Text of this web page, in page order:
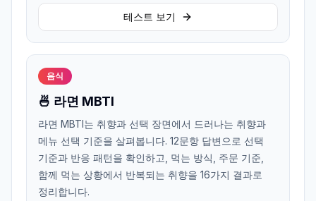
테스트 보기
음식
🍜 라면 MBTI
라면 MBTI는 취향과 선택 장면에서 드러나는 취향과
메뉴 선택 기준을 살펴봅니다. 12문항 답변으로 선택
기준과 반응 패턴을 확인하고, 먹는 방식, 주문 기준,
함께 먹는 상황에서 반복되는 취향을 16가지 결과로
정리합니다.